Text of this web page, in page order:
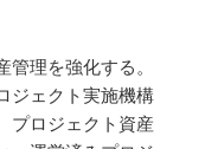
管理を強化する。
ジェクト実施機構
プロジェクト資産